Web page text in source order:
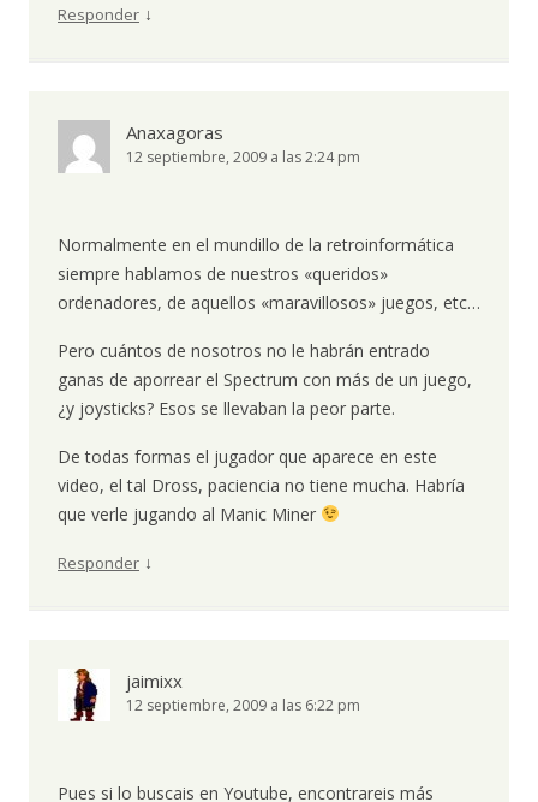
Responder ↓
Anaxagoras
12 septiembre, 2009 a las 2:24 pm
Normalmente en el mundillo de la retroinformática
siempre hablamos de nuestros «queridos»
ordenadores, de aquellos «maravillosos» juegos, etc…
Pero cuántos de nosotros no le habrán entrado
ganas de aporrear el Spectrum con más de un juego,
¿y joysticks? Esos se llevaban la peor parte.
De todas formas el jugador que aparece en este
video, el tal Dross, paciencia no tiene mucha. Habría
que verle jugando al Manic Miner
Responder ↓
jaimixx
12 septiembre, 2009 a las 6:22 pm
Pues si lo buscais en Youtube, encontrareis más